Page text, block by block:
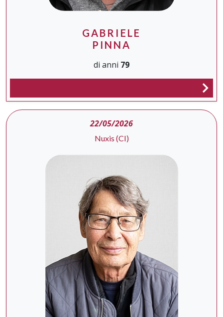
GABRIELE
PINNA
di anni 79
22/05/2026
Nuxis (CI)